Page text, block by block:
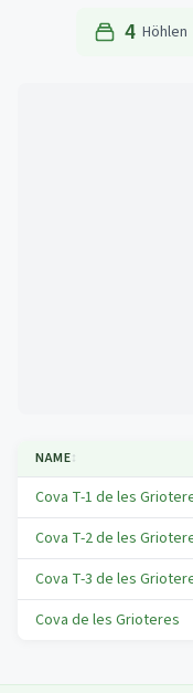
4 Höhlen
NAME↕
Cova T-1 de les
Cova T-2 de les
Cova T-3 de les
Cova de les Grioteres